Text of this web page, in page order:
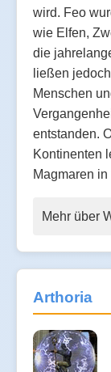
wird. Feo
wie Elfen,
die
ließen
Menschen
entstanden.
Kontinenten
Magmaren
Mehr über
Arthoria